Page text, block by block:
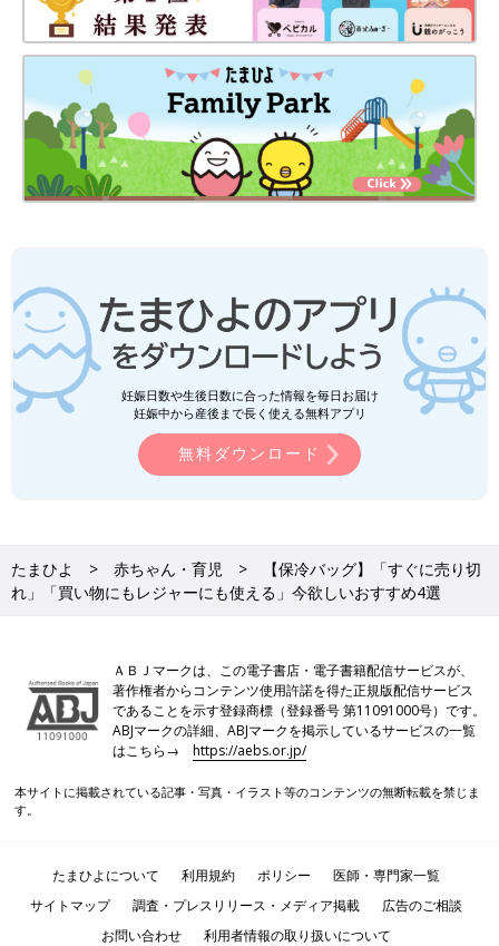
妊娠日数や生後日数に合った情報を毎日お届け
妊娠中から産後まで長く使える無料アプリ
無料ダウンロード
たまひよ 赤ちゃん・育児
【保冷バッグ】「すぐに売り切
れ」「買い物にもレジャーにも使える」今欲しいおすすめ4選
ＡＢＪマークは、この電子書店・電子書籍配信サービスが、
著作権者からコンテンツ使用許諾を得た正規版配信サービス
であることを示す登録商標（登録番号 第11091000号）です。
ABJマークの詳細、ABJマークを掲示しているサービスの一覧
はこちら→https://aebs.or.jp/
本サイトに掲載されている記事・写真・イラスト等のコンテンツの無断転載を禁じま
す。
たまひよについて 利用規約 ポリシー
医師・専門家一覧
サイトマップ
調査・プレスリリース・メディア掲載
広告のご相談
お問い合わせ
利用者情報の取り扱いについて